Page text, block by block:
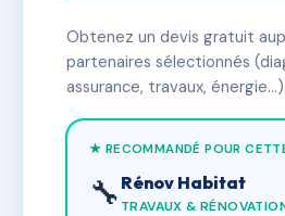
Obtenez un devis gratuit
partenaires sélectionnés
assurance, travaux, énergie…).
★ RECOMMANDÉ POUR
🔧 Rénov Habitat
TRAVAUX &